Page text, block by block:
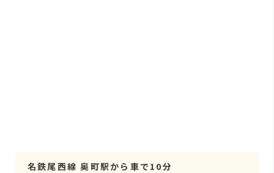
名鉄尾西線 奥町駅から車で10分